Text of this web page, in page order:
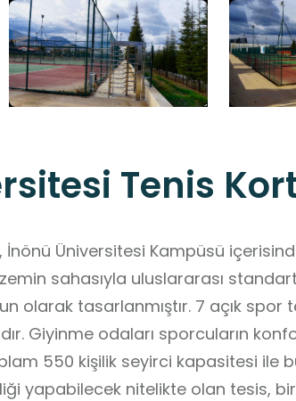
Tenis
Üniversitesi Kampüsü
sahasıyla uluslararası
olarak tasarlanmıştır. 7 açık spor
Giyinme odaları sporcuların
550 kişilik seyirci kapasitesi ile
yapabilecek nitelikte olan tesis,